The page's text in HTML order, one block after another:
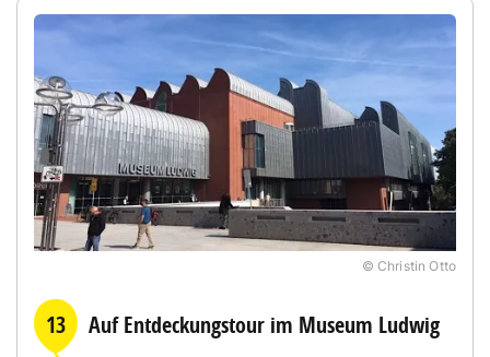
© Christin Otto
13 Auf Entdeckungstour im Museum Ludwig